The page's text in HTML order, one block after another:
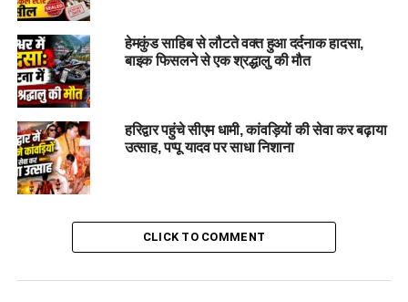
हेमकुंड साहिब से लौटते वक्त हुआ दर्दनाक हादसा,
बाइक फिसलने से एक श्रद्धालु की मौत
हरिद्वार पहुंचे सीएम धामी, कांवड़ियों की सेवा कर बढ़ाया
उत्साह, पप्पू यादव पर साधा निशाना
CLICK TO COMMENT